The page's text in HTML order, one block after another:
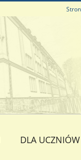
DLA UCZNIÓW